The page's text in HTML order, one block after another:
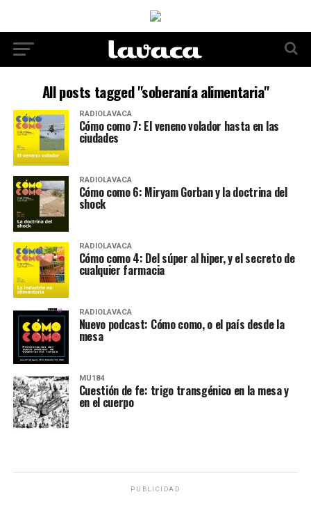
All posts tagged "soberanía alimentaria"
RADIOLAVACA
Cómo como 7: El veneno volador hasta en las
ciudades
RADIOLAVACA
Cómo como 6: Miryam Gorban y la doctrina del
shock
RADIOLAVACA
Cómo como 4: Del súper al hiper, y el secreto de
cualquier farmacia
RADIOLAVACA
Nuevo podcast: Cómo como, o el país desde la
mesa
MU184
Cuestión de fe: trigo transgénico en la mesa y
en el cuerpo
PUBLICIDAD